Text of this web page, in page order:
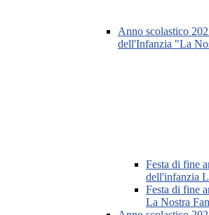
Anno scolastico
dell'Infanzia "La
Festa di fine
dell'infanzia
Festa di fine
La Nostra